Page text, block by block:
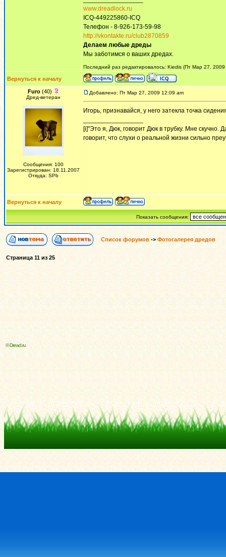
www.dreadlock.ru
ICQ-449225860-ICQ
Телефон - 8-926-173-59-98
http://vkontakte.ru/club2870859
Делаем любые дреды
Мы заботимся о ваших дредах.
Последний раз редактировалось: Kiedis (Пт Мар 27, 2009
Вернуться к началу
Furo (40)
Дред-ветеран
Сообщения: 100
Зарегистрирован: 18.11.2007
Откуда: SPb
Добавлено: Пт Мар 27, 2009 12:09 am
Игорь, признавайся, у него затекла точка
[i]"Это я, Дюк, говорит Дюк в трубку. Мне
говорит, что слухи о реальной жизни сильно
Вернуться к началу
Показать сообщения:
Список форумов -> Фотогалерея дредов
Страница 11 из 25
© Dread.ru